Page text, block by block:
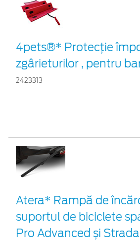
4pets®* Protecție
zgârieturilor , pentru
2423313
Atera* Rampă de
suportul de biciclete
Pro Advanced și